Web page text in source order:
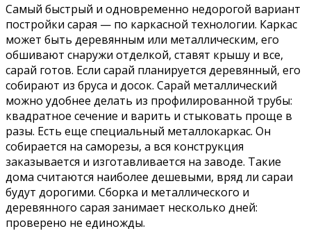
Самый быстрый и одновременно недорогой вариант
постройки сарая — по каркасной технологии. Каркас
может быть деревянным или металлическим, его
обшивают снаружи отделкой, ставят крышу и все,
сарай готов. Если сарай планируется деревянный, его
собирают из бруса и досок. Сарай металлический
можно удобнее делать из профилированной трубы:
квадратное сечение и варить и стыковать проще в
разы. Есть еще специальный металлокаркас. Он
собирается на саморезы, а вся конструкция
заказывается и изготавливается на заводе. Такие
дома считаются наиболее дешевыми, вряд ли сараи
будут дорогими. Сборка и металлического и
деревянного сарая занимает несколько дней:
проверено не единожды.